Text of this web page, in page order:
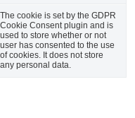
The cookie is set by the GDPR
Cookie Consent plugin and is
used to store whether or not
user has consented to the use
of cookies. It does not store
any personal data.